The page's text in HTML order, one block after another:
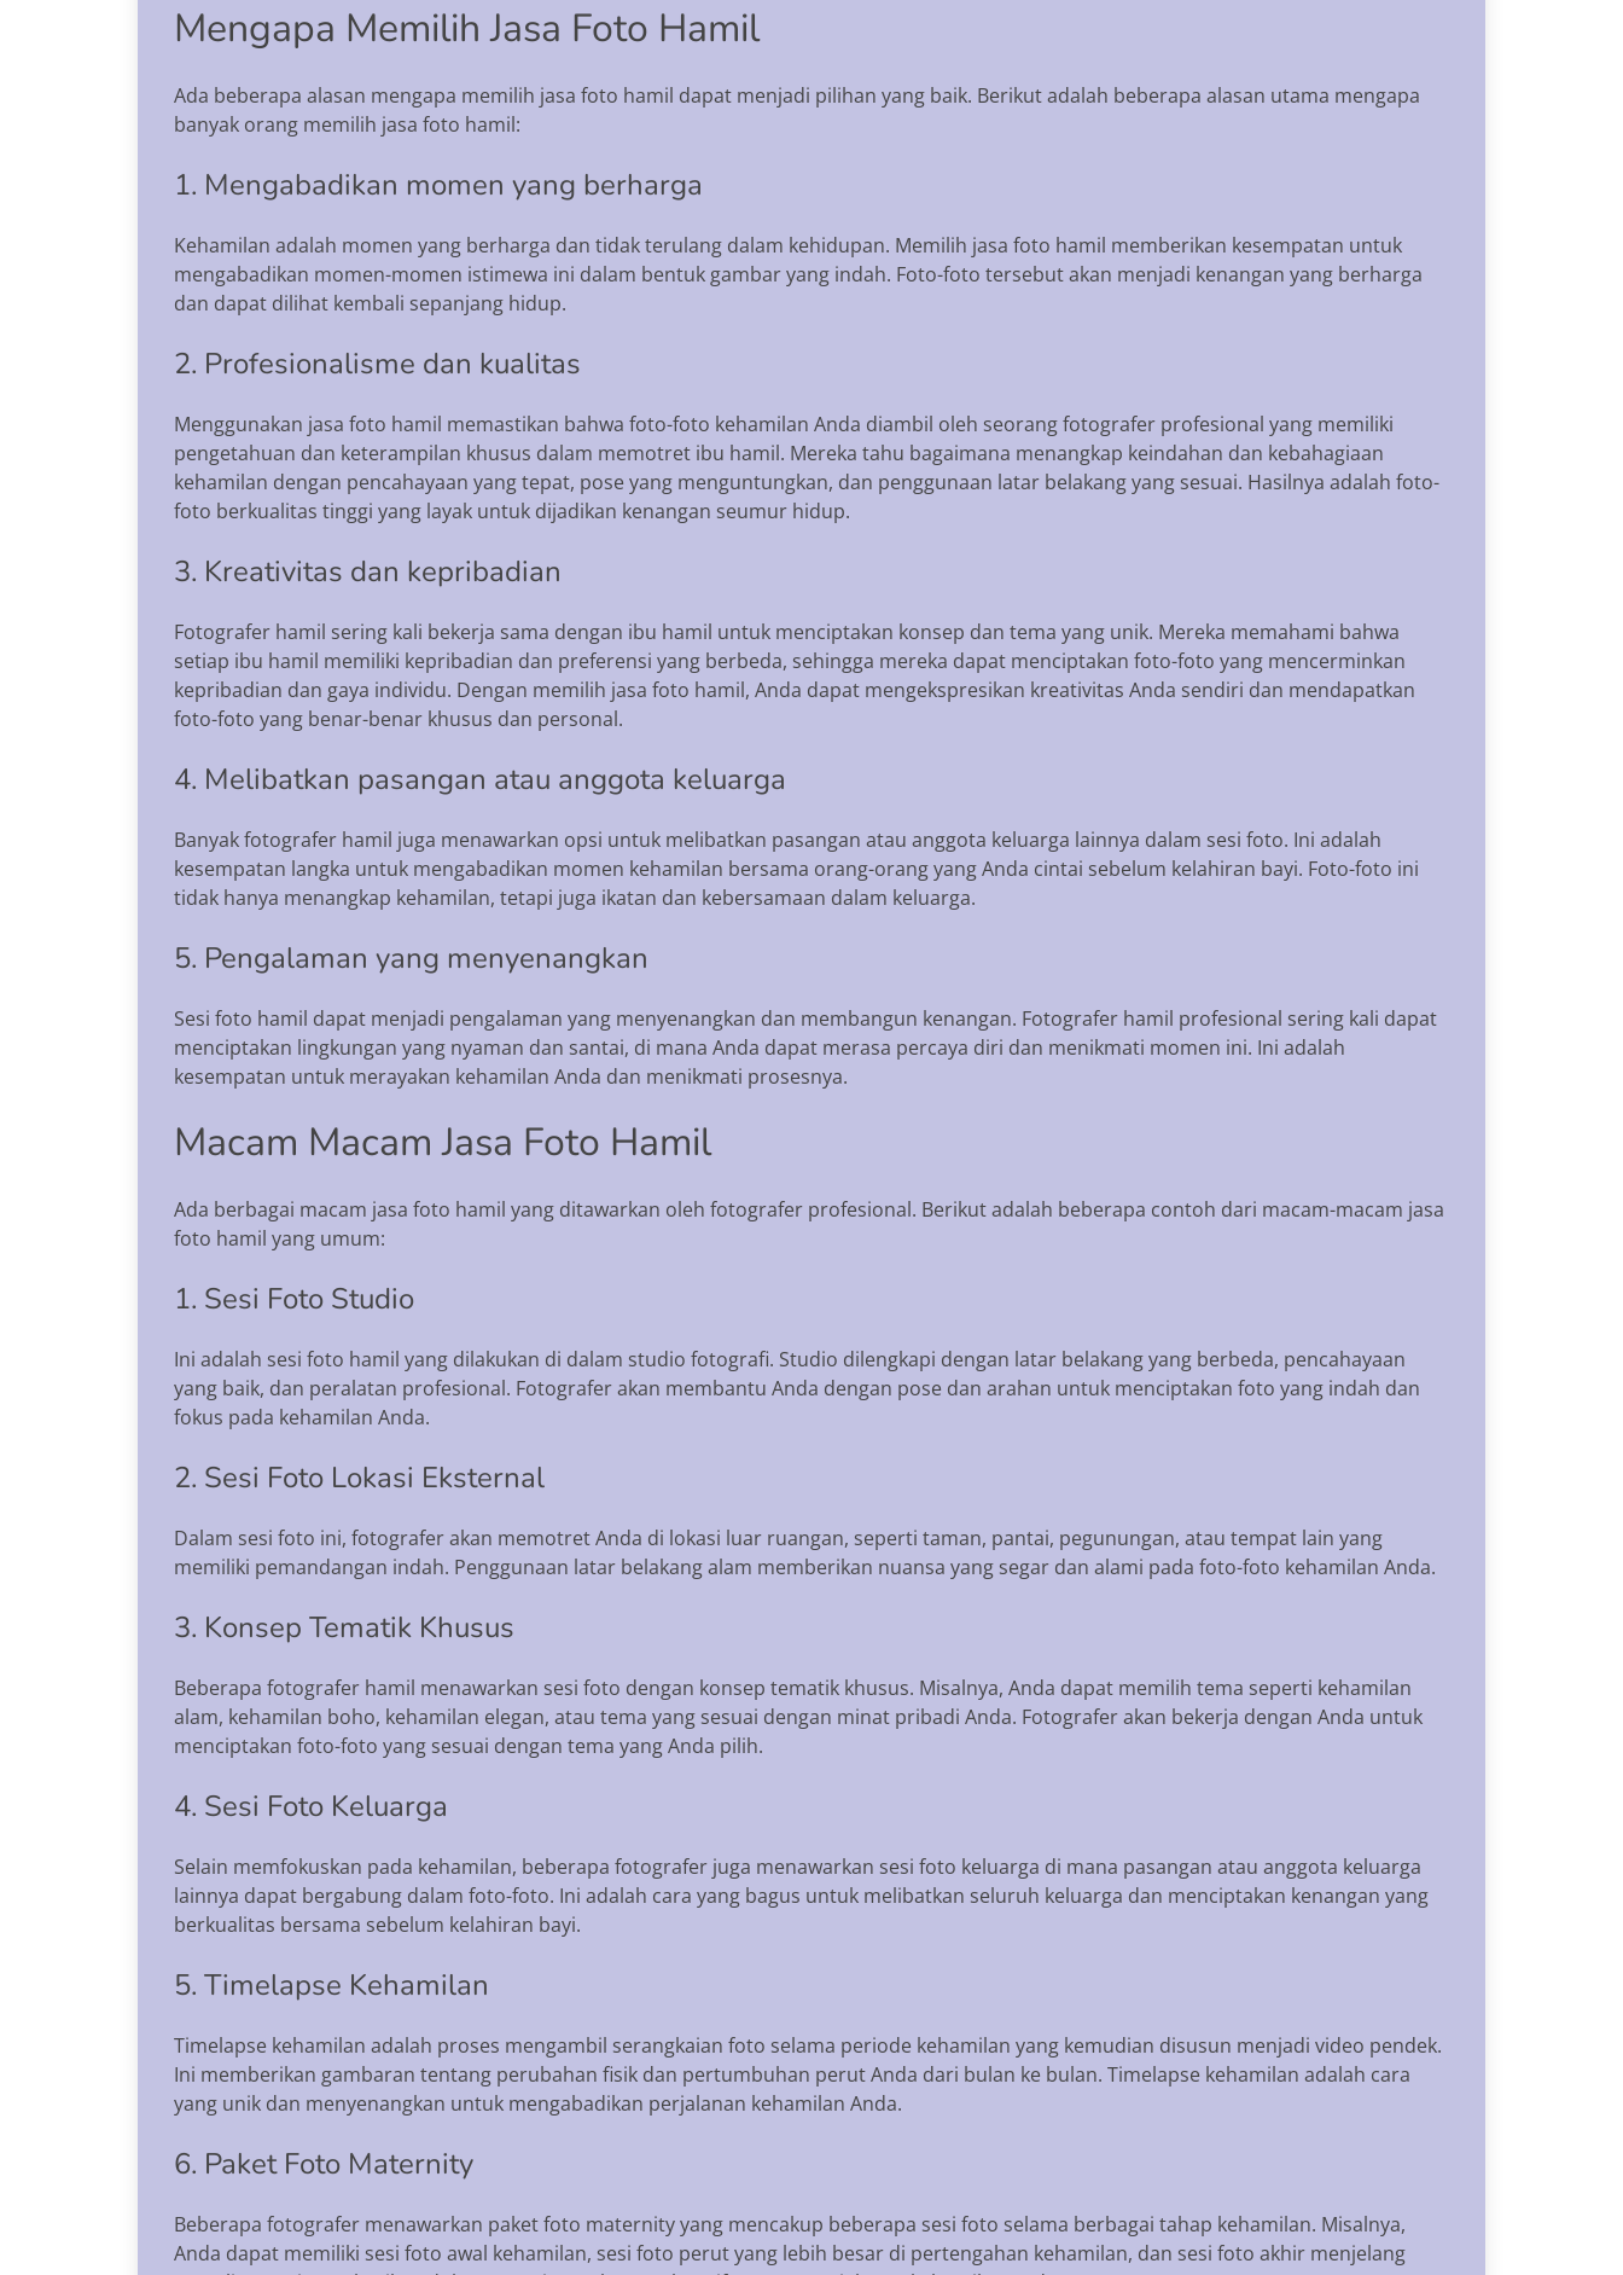
Mengapa Memilih Jasa Foto Hamil
Ada beberapa alasan mengapa memilih jasa foto hamil dapat menjadi pilihan yang baik. Berikut adalah beberapa alasan utama mengapa
banyak orang memilih jasa foto hamil:
1. Mengabadikan momen yang berharga
Kehamilan adalah momen yang berharga dan tidak terulang dalam kehidupan. Memilih jasa foto hamil memberikan kesempatan untuk
mengabadikan momen-momen istimewa ini dalam bentuk gambar yang indah. Foto-foto tersebut akan menjadi kenangan yang berharga
dan dapat dilihat kembali sepanjang hidup.
2. Profesionalisme dan kualitas
Menggunakan jasa foto hamil memastikan bahwa foto-foto kehamilan Anda diambil oleh seorang fotografer profesional yang memiliki
pengetahuan dan keterampilan khusus dalam memotret ibu hamil. Mereka tahu bagaimana menangkap keindahan dan kebahagiaan
kehamilan dengan pencahayaan yang tepat, pose yang menguntungkan, dan penggunaan latar belakang yang sesuai. Hasilnya adalah foto-
foto berkualitas tinggi yang layak untuk dijadikan kenangan seumur hidup.
3. Kreativitas dan kepribadian
Fotografer hamil sering kali bekerja sama dengan ibu hamil untuk menciptakan konsep dan tema yang unik. Mereka memahami bahwa
setiap ibu hamil memiliki kepribadian dan preferensi yang berbeda, sehingga mereka dapat menciptakan foto-foto yang mencerminkan
kepribadian dan gaya individu. Dengan memilih jasa foto hamil, Anda dapat mengekspresikan kreativitas Anda sendiri dan mendapatkan
foto-foto yang benar-benar khusus dan personal.
4. Melibatkan pasangan atau anggota keluarga
Banyak fotografer hamil juga menawarkan opsi untuk melibatkan pasangan atau anggota keluarga lainnya dalam sesi foto. Ini adalah
kesempatan langka untuk mengabadikan momen kehamilan bersama orang-orang yang Anda cintai sebelum kelahiran bayi. Foto-foto ini
tidak hanya menangkap kehamilan, tetapi juga ikatan dan kebersamaan dalam keluarga.
5. Pengalaman yang menyenangkan
Sesi foto hamil dapat menjadi pengalaman yang menyenangkan dan membangun kenangan. Fotografer hamil profesional sering kali dapat
menciptakan lingkungan yang nyaman dan santai, di mana Anda dapat merasa percaya diri dan menikmati momen ini. Ini adalah
kesempatan untuk merayakan kehamilan Anda dan menikmati prosesnya.
Macam Macam Jasa Foto Hamil
Ada berbagai macam jasa foto hamil yang ditawarkan oleh fotografer profesional. Berikut adalah beberapa contoh dari macam-macam jasa
foto hamil yang umum:
1. Sesi Foto Studio
Ini adalah sesi foto hamil yang dilakukan di dalam studio fotografi. Studio dilengkapi dengan latar belakang yang berbeda, pencahayaan
yang baik, dan peralatan profesional. Fotografer akan membantu Anda dengan pose dan arahan untuk menciptakan foto yang indah dan
fokus pada kehamilan Anda.
2. Sesi Foto Lokasi Eksternal
Dalam sesi foto ini, fotografer akan memotret Anda di lokasi luar ruangan, seperti taman, pantai, pegunungan, atau tempat lain yang
memiliki pemandangan indah. Penggunaan latar belakang alam memberikan nuansa yang segar dan alami pada foto-foto kehamilan Anda.
3. Konsep Tematik Khusus
Beberapa fotografer hamil menawarkan sesi foto dengan konsep tematik khusus. Misalnya, Anda dapat memilih tema seperti kehamilan
alam, kehamilan boho, kehamilan elegan, atau tema yang sesuai dengan minat pribadi Anda. Fotografer akan bekerja dengan Anda untuk
menciptakan foto-foto yang sesuai dengan tema yang Anda pilih.
4. Sesi Foto Keluarga
Selain memfokuskan pada kehamilan, beberapa fotografer juga menawarkan sesi foto keluarga di mana pasangan atau anggota keluarga
lainnya dapat bergabung dalam foto-foto. Ini adalah cara yang bagus untuk melibatkan seluruh keluarga dan menciptakan kenangan yang
berkualitas bersama sebelum kelahiran bayi.
5. Timelapse Kehamilan
Timelapse kehamilan adalah proses mengambil serangkaian foto selama periode kehamilan yang kemudian disusun menjadi video pendek.
Ini memberikan gambaran tentang perubahan fisik dan pertumbuhan perut Anda dari bulan ke bulan. Timelapse kehamilan adalah cara
yang unik dan menyenangkan untuk mengabadikan perjalanan kehamilan Anda.
6. Paket Foto Maternity
Beberapa fotografer menawarkan paket foto maternity yang mencakup beberapa sesi foto selama berbagai tahap kehamilan. Misalnya,
Anda dapat memiliki sesi foto awal kehamilan, sesi foto perut yang lebih besar di pertengahan kehamilan, dan sesi foto akhir menjelang